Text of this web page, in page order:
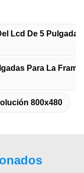
Lcd De 5 Pulgadas
Para La
800x480